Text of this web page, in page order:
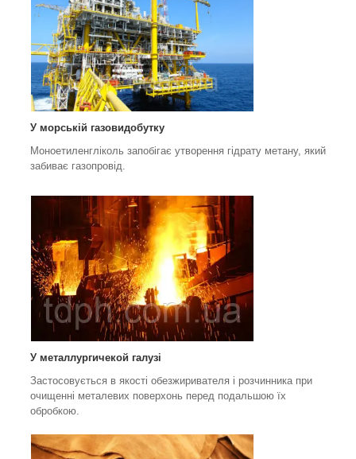
У морській газовидобутку
Моноетиленгліколь запобігає утворення гідрату метану, який
забиває газопровід.
У металлургичекой галузі
Застосовується в якості обезжиривателя і розчинника при
очищенні металевих поверхонь перед подальшою їх
обробкою.